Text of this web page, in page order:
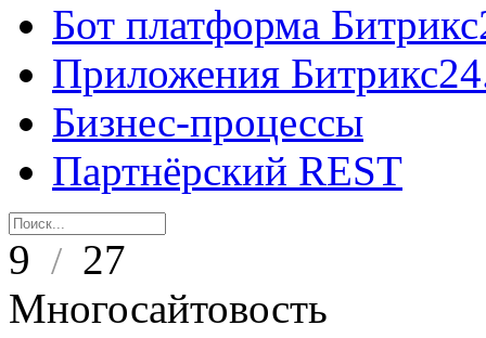
Бот платформа
Приложения
Бизнес-процессы
Партнёрский REST
9 / 27
Многосайтовость